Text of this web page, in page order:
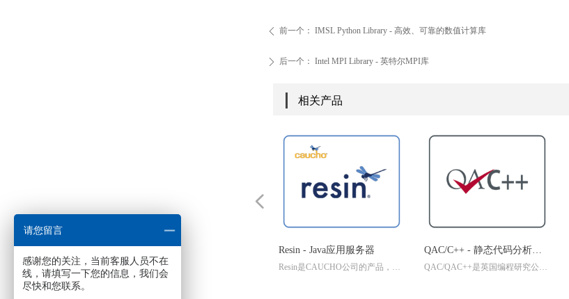
相关产品
ꄴ 前一个： IMSL Python Library - 高效、可靠的数值计算库
ꄲ 后一个： Intel MPI Library - 英特尔MPI库
Resin - Java应用服务器
Resin是CAUCHO公司的产品，对
QAC/C++ - 静态代码分析工
具
QAC/QAC++是英国编程研究公司
넳
请您留言
感谢您的关注，当前客服人员不在
线，请填写一下您的信息，我们会
尽快和您联系。